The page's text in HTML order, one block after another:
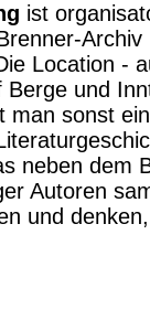
ist
Archiv
Location -
und
man sonst
neben dem
Autoren
und